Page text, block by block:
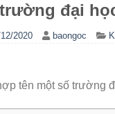
đại
2020 baongoc
tên một số trường